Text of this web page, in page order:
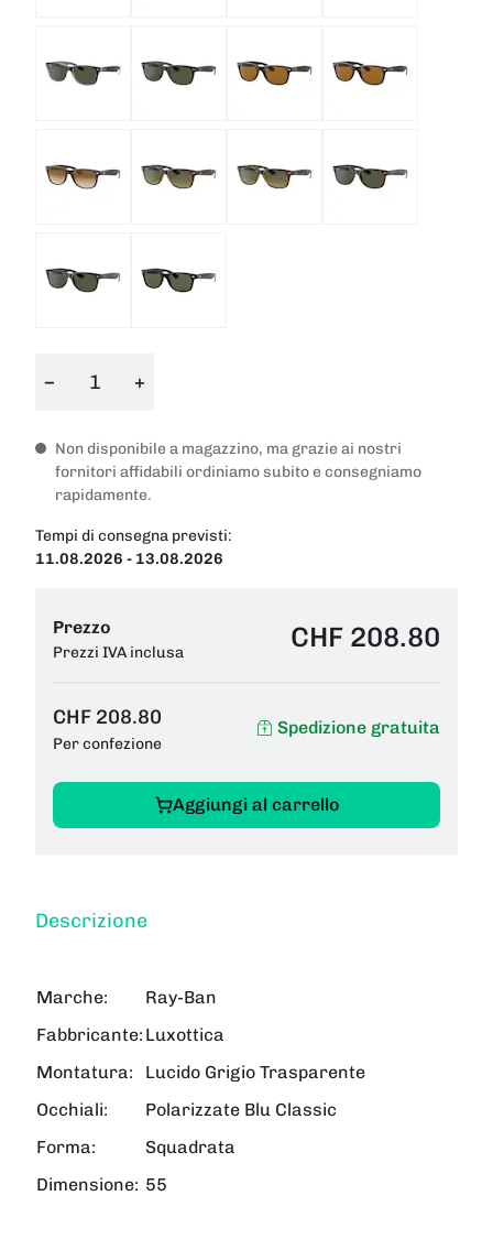
− +
Non disponibile a magazzino, ma grazie ai nostri
fornitori affidabili ordiniamo subito e consegniamo
rapidamente.
Tempi di consegna previsti:
11.08.2026 - 13.08.2026
Prezzo
Prezzi IVA inclusa CHF 208.80
CHF 208.80
Per confezione
Spedizione gratuita
Aggiungi al carrello
Descrizione
Marche:
Ray-Ban
Fabbricante: Luxottica
Montatura:
Lucido Grigio Trasparente
Occhiali:
Polarizzate Blu Classic
Forma:
Squadrata
Dimensione: 55